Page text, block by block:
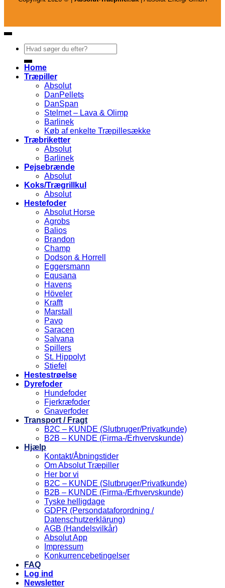
Søg
efter:
Home
Træpiller
Absolut
DanPellets
DanSpan
Stelmet – Lava & Olimp
Barlinek
Køb af enkelte Træpillesække
Træbriketter
Absolut
Barlinek
Pejsebrænde
Absolut
Koks/Trægrillkul
Absolut
Hestefoder
Absolut Horse
Agrobs
Balios
Brandon
Champ
Dodson & Horrell
Eggersmann
Equsana
Havens
Höveler
Krafft
Marstall
Pavo
Saracen
Salvana
Spillers
St. Hippolyt
Stiefel
Hestestrøelse
Dyrefoder
Hundefoder
Fjerkræfoder
Gnaverfoder
Transport / Fragt
B2C – KUNDE (Slutbruger/Privatkunde)
B2B – KUNDE (Firma-/Erhvervskunde)
Hjælp
Kontakt/Åbningstider
Om Absolut Træpiller
Her bor vi
B2C – KUNDE (Slutbruger/Privatkunde)
B2B – KUNDE (Firma-/Erhvervskunde)
Tyske helligdage
GDPR (Persondataforordning /
Datenschutzerklärung)
AGB (Handelsvilkår)
Absolut App
Impressum
Konkurrencebetingelser
FAQ
Log ind
Newsletter